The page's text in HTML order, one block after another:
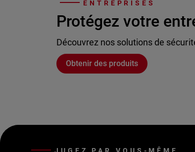
ENTREPRISES
Protégez votre
Découvrez nos solutions de
Obtenir des produits